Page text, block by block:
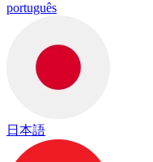
português
日本語